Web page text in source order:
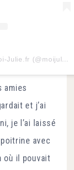
A post shared by Julie B. – Moi-Julie.fr (@moijuliefr)
amies
et j’ai
je l’ai laissé
avec
où il pouvait